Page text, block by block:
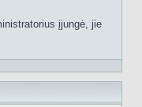
įjungė, jie